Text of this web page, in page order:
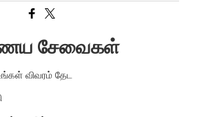
சேவைகள்
விவரம் தேட